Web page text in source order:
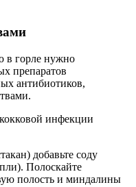
в горле нужно
препаратов
антибиотиков,
инфекции
добавьте соду
Полоскайте
полость и миндалины